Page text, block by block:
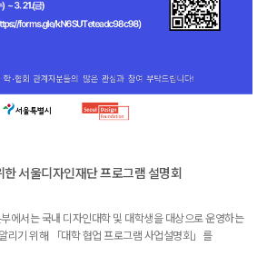
한 서울디자인재단 프로그램 설명회
에서는 국내 디자인대학 및 대학생을 대상으로 운영하는
리기 위해 「대학 협업 프로그램 사업설명회」를